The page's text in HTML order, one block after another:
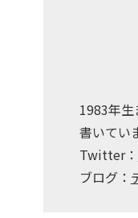
1983年
書いてい
Twitter：
ブログ：